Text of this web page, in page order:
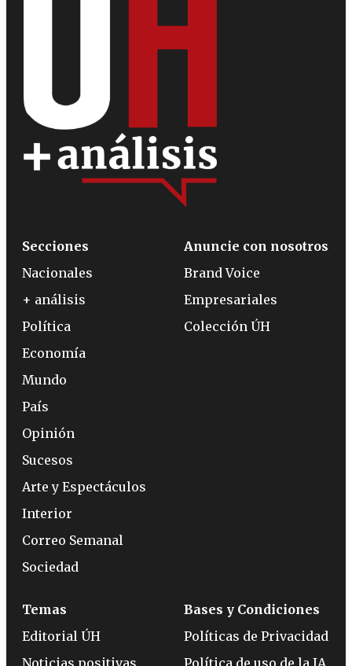
Secciones
Nacionales
+ análisis
Política
Economía
Mundo
País
Opinión
Sucesos
Arte y Espectáculos
Interior
Correo Semanal
Sociedad
Anuncie con nosotros
Brand Voice
Empresariales
Colección ÚH
Temas
Editorial ÚH
Noticias positivas
Bases y Condiciones
Políticas de Privacidad
Política de uso de la IA